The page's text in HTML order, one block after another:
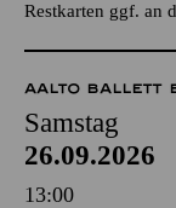
Restkarten ggf. an
AALTO BALLETT
Samstag
26.09.2026
13:00